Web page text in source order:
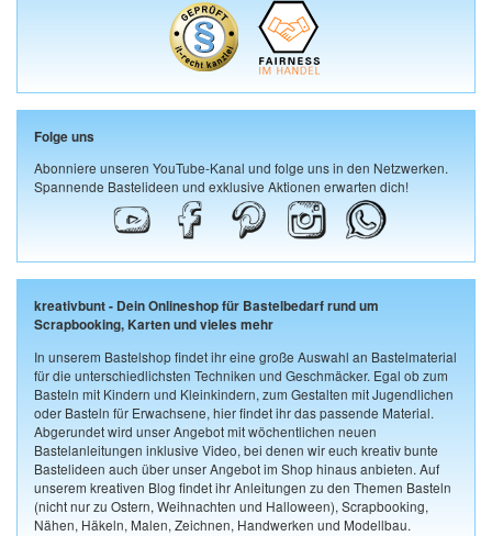
Folge uns
Abonniere unseren YouTube-Kanal und folge uns in den Netzwerken.
Spannende Bastelideen und exklusive Aktionen erwarten dich!
kreativbunt - Dein Onlineshop für Bastelbedarf rund um
Scrapbooking, Karten und vieles mehr
In unserem Bastelshop findet ihr eine große Auswahl an Bastelmaterial
für die unterschiedlichsten Techniken und Geschmäcker. Egal ob zum
Basteln mit Kindern und Kleinkindern, zum Gestalten mit Jugendlichen
oder Basteln für Erwachsene, hier findet ihr das passende Material.
Abgerundet wird unser Angebot mit wöchentlichen neuen
Bastelanleitungen inklusive Video, bei denen wir euch kreativ bunte
Bastelideen auch über unser Angebot im Shop hinaus anbieten. Auf
unserem kreativen Blog findet ihr Anleitungen zu den Themen Basteln
(nicht nur zu Ostern, Weihnachten und Halloween), Scrapbooking,
Nähen, Häkeln, Malen, Zeichnen, Handwerken und Modellbau.